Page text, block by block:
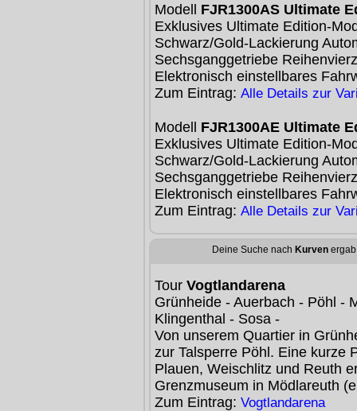
Modell FJR1300AS Ultimate
Exklusives Ultimate Edition-
Schwarz/Gold-Lackierung
Sechsganggetriebe
Elektronisch einstellbares
Zum Eintrag: Alle Details zur
Modell FJR1300AE Ultimate
Exklusives Ultimate Edition-
Schwarz/Gold-Lackierung
Sechsganggetriebe
Elektronisch einstellbares
Zum Eintrag: Alle Details zur
Deine Suche nachKurven
Tour Vogtlandarena
Grünheide - Auerbach - Pöhl -
Klingenthal - Sosa -
Von unserem Quartier in
zur Talsperre Pöhl. Eine kurze
Plauen, Weischlitz und Reuth
Grenzmuseum in Mödlareuth
Zum Eintrag: Vogtlandarena